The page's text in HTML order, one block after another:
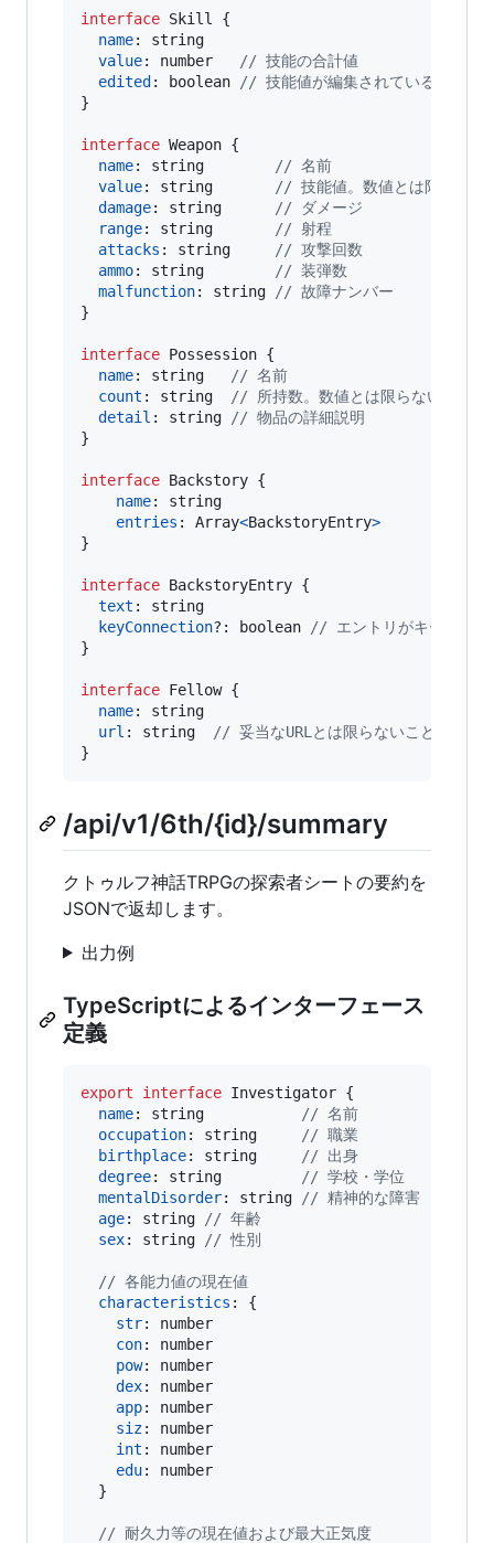
interface Skill
{
name: string
value: number
// 技能の合計値
edited : boolean // 技能値が編集されているかどう
}
interface Weapon {
name: string
// 名前
value: string
// 技能値。数値とは限らない
damage: string
// ダメージ
range: string
// 射程
attacks : string
// 攻撃回数
ammo: string
// 装弾数
malfunction: string // 故障ナンバー
}
interface Possession {
name: string
// 名前
count : string
// 所持数。数値とは限らないことに
detail : string // 物品の詳細説明
}
interface Backstory {
name: string
entries : Array<BackstoryEntry>
}
interface BackstoryEntry {
text : string
keyConnection?: boolean // エントリがキーコネ
}
interface Fellow {
name: string
url : string
// 妥当なURLとは限らないことに注意
}
/api/v1/6th/{id}/summary
クトゥルフ神話TRPGの探索者シートの要約を
JSONで返却します。
出力例
TypeScriptによるインターフェース
定義
export interface Investigator {
name: string
// 名前
occupation: string
// 職業
birthplace: string
// 出身
degree: string
// 学校・学位
mentalDisorder: string
// 精神的な障害
age: string
// 年齢
sex: string // 性別
// 各能力値の現在値
characteristics : {
str: number
con: number
pow: number
dex: number
app: number
siz: number
int : number
edu: number
}
// 耐久力等の現在値および最大正気度